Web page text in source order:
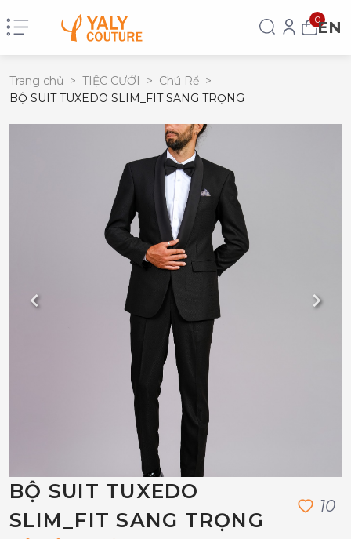
0EN
Trang chủ > TIỆC CƯỚI > Chú Rể >
BỘ SUIT TUXEDO SLIM_FIT SANG TRỌNG
BỘ SUIT TUXEDO
SLIM_FIT SANG TRỌNG
10